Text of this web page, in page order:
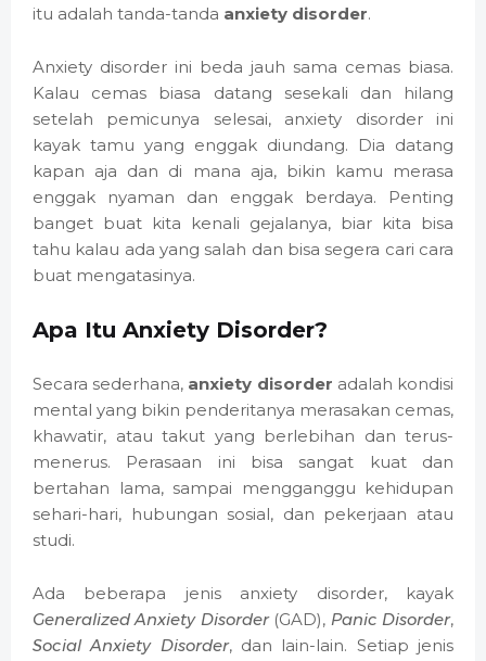
itu adalah tanda-tanda anxiety disorder.
Anxiety disorder ini beda jauh sama cemas biasa.
Kalau cemas biasa datang sesekali dan hilang
setelah pemicunya selesai, anxiety disorder ini
kayak tamu yang enggak diundang. Dia datang
kapan aja dan di mana aja, bikin kamu merasa
enggak nyaman dan enggak berdaya. Penting
banget buat kita kenali gejalanya, biar kita bisa
tahu kalau ada yang salah dan bisa segera cari cara
buat mengatasinya.
Apa Itu Anxiety Disorder?
Secara sederhana, anxiety disorder adalah kondisi
mental yang bikin penderitanya merasakan cemas,
khawatir, atau takut yang berlebihan dan terus-
menerus. Perasaan ini bisa sangat kuat dan
bertahan lama, sampai mengganggu kehidupan
sehari-hari, hubungan sosial, dan pekerjaan atau
studi.
Ada beberapa jenis anxiety disorder, kayak
Generalized Anxiety Disorder(GAD), Panic Disorder,
Social Anxiety Disorder, dan lain-lain. Setiap jenis